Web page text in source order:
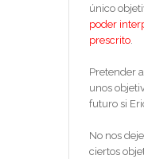
único
poder
prescrito.
Pretender
unos
futuro si
No nos
ciertos